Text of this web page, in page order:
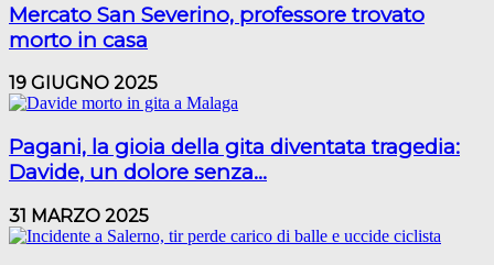
Mercato San Severino, professore trovato
morto in casa
19 GIUGNO 2025
Pagani, la gioia della gita diventata tragedia:
Davide, un dolore senza...
31 MARZO 2025